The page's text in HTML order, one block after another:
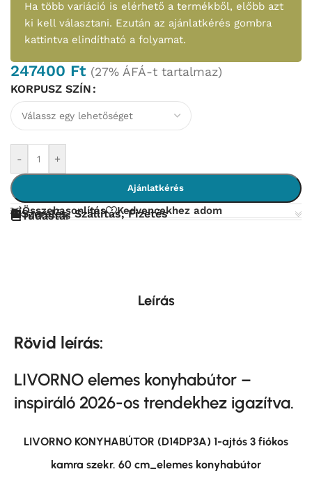
Ha több variáció is elérhető a termékből, előbb azt
ki kell választani. Ezután az ajánlatkérés gombra
kattintva elindítható a folyamat.
247400 Ft (27% ÁFÁ-t tartalmaz)
KORPUSZ SZÍN
- +
Ajánlatkérés
Összehasonlítás Kedvencekhez adom
Szerelés, Szállítás, Fizetés
Tudástár
Leírás
Rövid leírás:
LIVORNO elemes konyhabútor –
inspiráló 2026-os trendekhez igazítva.
LIVORNO KONYHABÚTOR (D14DP3A) 1-ajtós 3 fiókos
kamra szekr. 60 cm_elemes konyhabútor